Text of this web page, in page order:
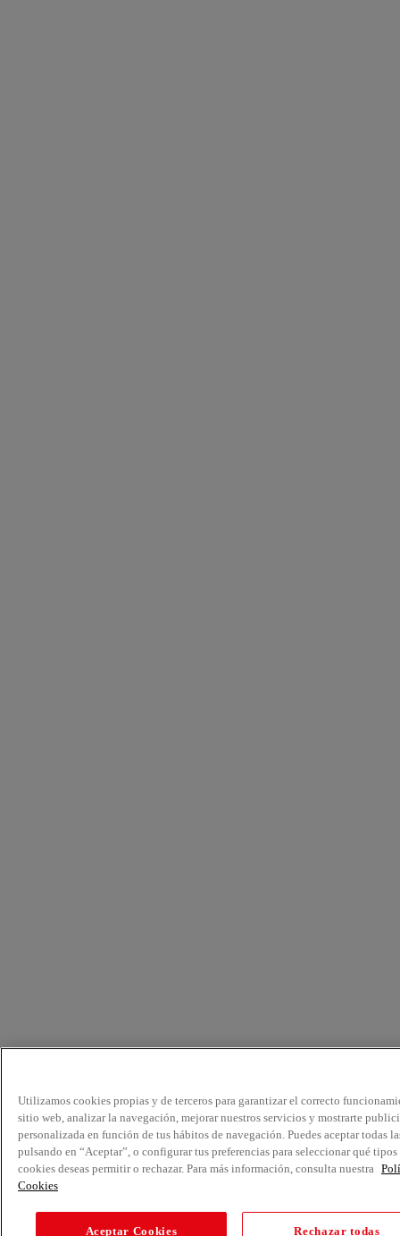
Utilizamos cookies propias y de terceros para garantizar el correcto
sitio web, analizar la navegación, mejorar nuestros servicios y mostrarte
personalizada en función de tus hábitos de navegación. Puedes aceptar todas
pulsando en “Aceptar”, o configurar tus preferencias para seleccionar qué tipos
cookies deseas permitir o rechazar. Para más información, consulta nuestra
Cookies
Aceptar Cookies Rechazar todas